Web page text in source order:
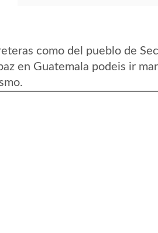
como del pueblo de
en Guatemala podeis ir